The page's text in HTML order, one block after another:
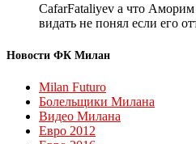
CafarFataliyev а что
видать не понял если его
Новости ФК Милан
Milan Futuro
Болельщики Милана
Видео Милана
Евро 2012